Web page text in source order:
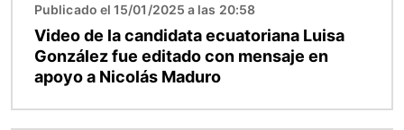
Publicado el 15/01/2025 a las 20:58
Video de la candidata ecuatoriana Luisa
González fue editado con mensaje en
apoyo a Nicolás Maduro